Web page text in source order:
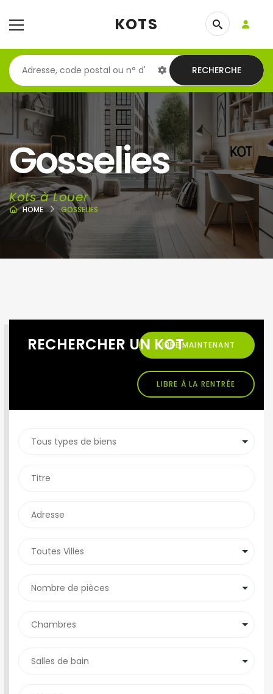
KOTS
RECHERCHE
Gosselies
Kots à Louer
HOME GOSSELIES
RECHERCHER UN KOTLIBRE MAINTENANT
LIBRE À LA RENTRÉE